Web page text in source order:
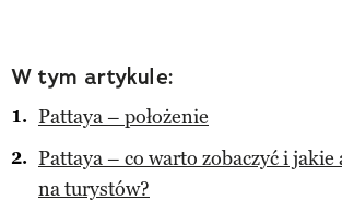
W tym artykule:
Pattaya – położenie
Pattaya – co warto zobaczyć i jakie
na turystów?